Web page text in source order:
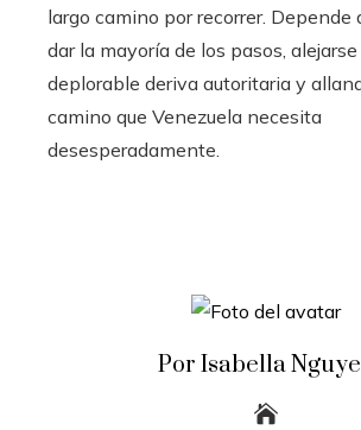
largo camino por recorrer. Depende
dar la mayoría de los pasos, alejarse
deplorable deriva autoritaria y
camino que Venezuela necesita
desesperadamente.
Por Isabella